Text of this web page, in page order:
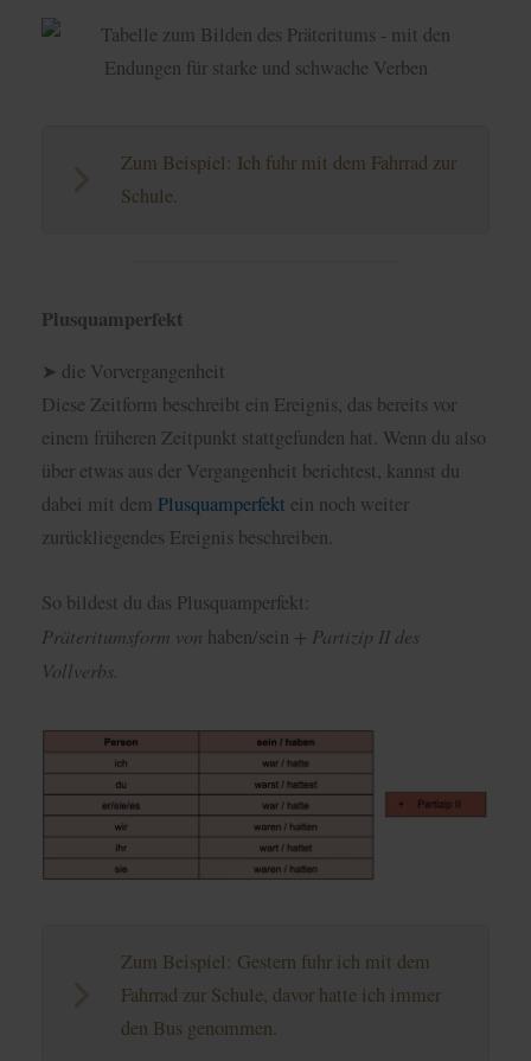
Zum Beispiel: Ich fuhr mit dem Fahrrad zur
Schule.
Plusquamperfekt
➤ die Vorvergangenheit
Diese Zeitform beschreibt ein Ereignis, das bereits vor
einem früheren Zeitpunkt stattgefunden hat. Wenn du also
über etwas aus der Vergangenheit berichtest, kannst du
dabei mit dem Plusquamperfekt ein noch weiter
zurückliegendes Ereignis beschreiben.
So bildest du das Plusquamperfekt:
Präteritumsform von haben/sein + Partizip II des
Vollverbs.
Zum Beispiel: Gestern fuhr ich mit dem
Fahrrad zur Schule, davor hatte ich immer
den Bus genommen.